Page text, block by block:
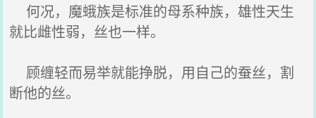
何况，魔蛾族是标准的母系种族，雄性天生
就比雌性弱，丝也一样。
顾缠轻而易举就能挣脱，用自己的蚕丝，割
断他的丝。